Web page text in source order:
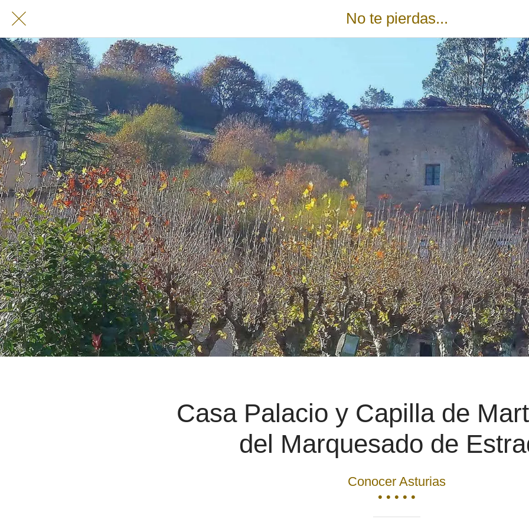
No te pierdas...
Casa Palacio y Capilla de
del Marquesado de
Conocer Asturias
• • • • •